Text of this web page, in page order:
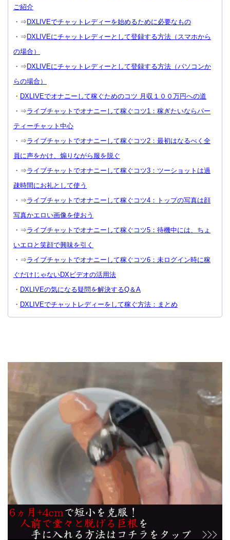
ご紹介
・⇒ DXLIVEでチャットレディーを始めるために必要なもの
・⇒ DXLIVEにチャットレディーとして登録する方法（スマホから
の場合）
・⇒ DXLIVEにチャットレディーとして登録する方法（パソコンか
らの場合）
・ DXLIVEでオナニーして稼ぐためのコツ 月収１００万円への道
・⇒ライブチャットでオナニーして稼ぐコツ1：稼ぎたいならパー
ティーチャット中心
・⇒ライブチャットでオナニーして稼ぐコツ2：最初はなるべく全
員に声をかけ、煽りながら服を脱ぐ
・⇒ライブチャットでオナニーして稼ぐコツ3：ツーショットは過
疎時間にお礼として使う
・⇒ライブチャットでオナニーして稼ぐコツ4：トップの写真は顔
写真かエロい画像を使おう
・⇒ライブチャットでオナニーして稼ぐコツ5：待機中には、ちょ
いエロと笑顔で興味を引く
・⇒ライブチャットでオナニーして稼ぐコツ6：未ログイン時に稼
ぐだけじゃないDXビデオの活用法
・ DXLIVEの気になる疑問を解決するQ＆A
・ DXLIVEでチャットレディーをして稼ぐ方法：まとめ